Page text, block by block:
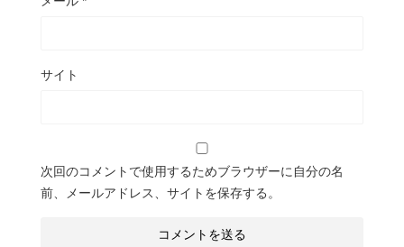
サイト
次回のコメントで使用するためブラウザーに自分の名
前、メールアドレス、サイトを保存する。